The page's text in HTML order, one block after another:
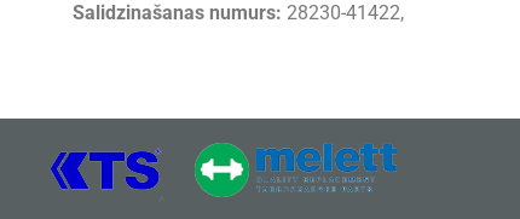
Salidzinašanas numurs: 28230-41422,